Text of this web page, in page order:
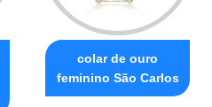
colar de ouro
feminino São Carlos